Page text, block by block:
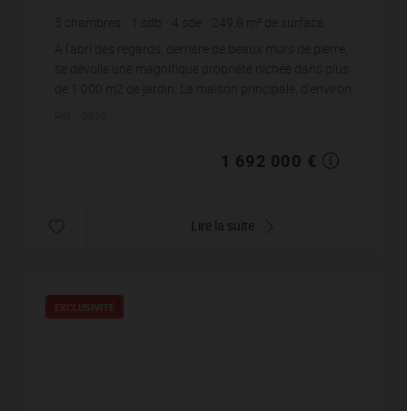
5 chambres sdb 4 sde 249,8 m² de surface
À l'abri des regards, derrière de beaux murs de pierre,
se dévoile une magnifique propriété nichée dans plus
de 1 000 m2 de jardin. La maison principale, d'environ
1 692 000 €
Lire la suite
EXCLUSIVITÉ